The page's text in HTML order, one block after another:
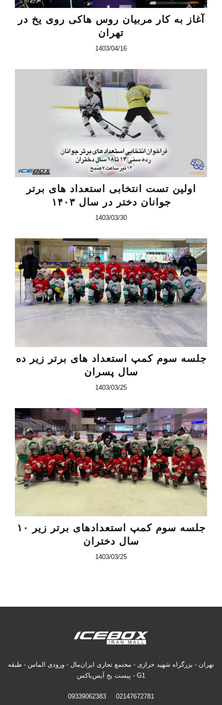
آغاز به کار مربیان روس هاکی روی یخ در
تهران
1403/04/16
اولین تست انتخابی استعداد های برتر
جوانان دختر در سال ۱۴۰۳
1403/03/30
جلسه سوم کمپ استعداد های برتر زیر ده
سال پسران
1403/03/25
جلسه سوم کمپ استعدادهای برتر زیر ۱۰
سال دختران
1403/03/25
تهران - بزرگراه شهید خرازی - مجتمع تجاری ایران‌مال - ورودی الماس - طبقه
G1 - پیست یخ آیس‌باکس
02147672781
09339062383